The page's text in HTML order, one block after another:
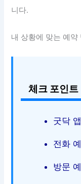
니다.
내 상황에 맞는 예약
체크 포인트
굿닥
전화
방문